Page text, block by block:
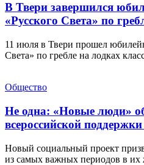
В Твери завершился
«Русского Света» по
11 июля в Твери прошел
Света» по гребле на лодках
Общество
Не одна: «Новые люди»
всероссийской
Новый социальный проект
из самых важных периодов в